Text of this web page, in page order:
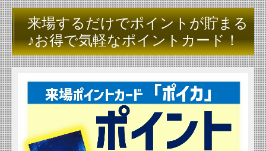
有料席
オートレース六郷
りんりん亭
施設案内
来場するだけでポイントが貯まる
♪お得で気軽なポイントカード！